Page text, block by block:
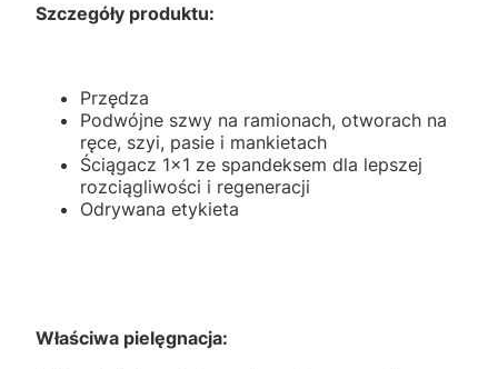
Szczegóły produktu:
Przędza
Podwójne szwy na ramionach, otworach na
ręce, szyi, pasie i mankietach
Ściągacz 1x1 ze spandeksem dla lepszej
rozciągliwości i regeneracji
Odrywana etykieta
Właściwa pielęgnacja: